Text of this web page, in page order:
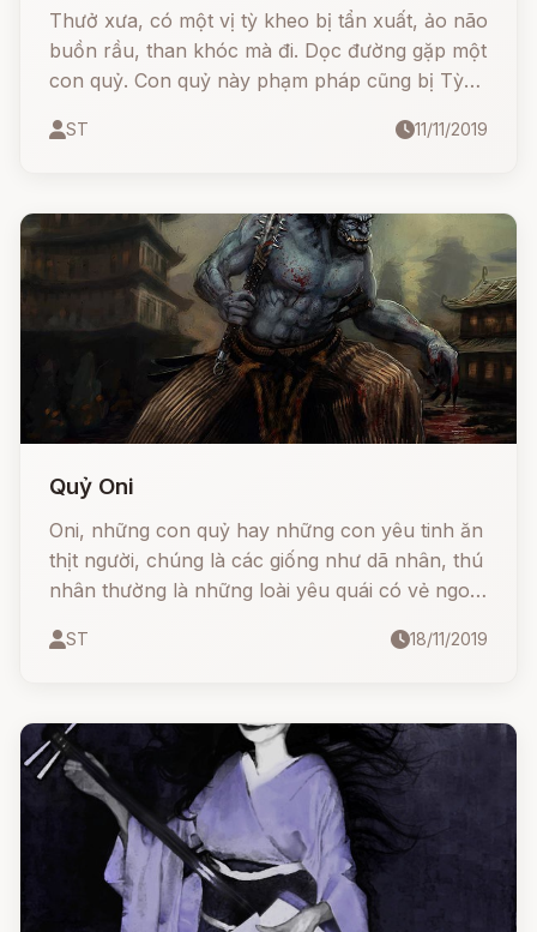
Thưở xưa, có một vị tỳ kheo bị tẩn xuất, ảo não
buồn rầu, than khóc mà đi. Dọc đường gặp một
con quỷ. Con quỷ này phạm pháp cũng bị Tỳ
Kheo:
ST 11/11/2019
Quỷ Oni
Oni, những con quỷ hay những con yêu tinh ăn
thịt người, chúng là các giống như dã nhân, thú
nhân thường là những loài yêu quái có vẻ ngoài
ST 18/11/2019